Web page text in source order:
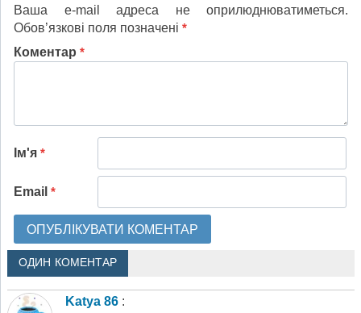
Ваша e-mail адреса не оприлюднюватиметься.
Обов’язкові поля позначені *
Коментар *
Ім'я *
Email *
ОДИН КОМЕНТАР
Katya 86 :